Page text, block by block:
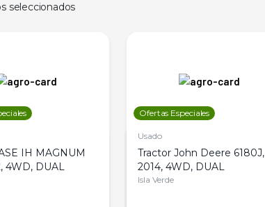
seleccionados
IH MAGNUM
4WD, DUAL
Ofertas Especiales
Usado
Tractor John Deere 6180J,
2014, 4WD, DUAL
Isla Verde